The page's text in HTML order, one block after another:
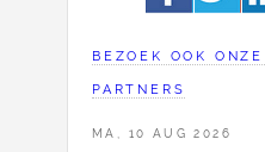
BEZOEK OOK
PARTNERS
MA, 10 AUG 2026